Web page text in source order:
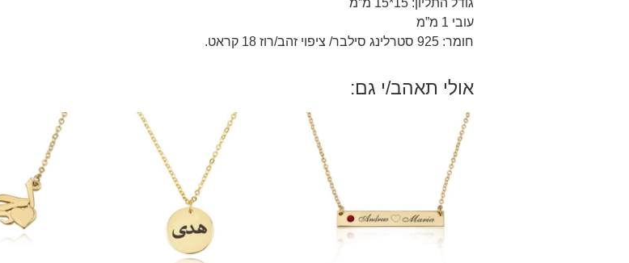
עובי 1 מ”מ
חומר: 925 סטרלינג סילבר/ ציפוי זהב/רוז 18 קראט.
אולי תאהב/י גם: